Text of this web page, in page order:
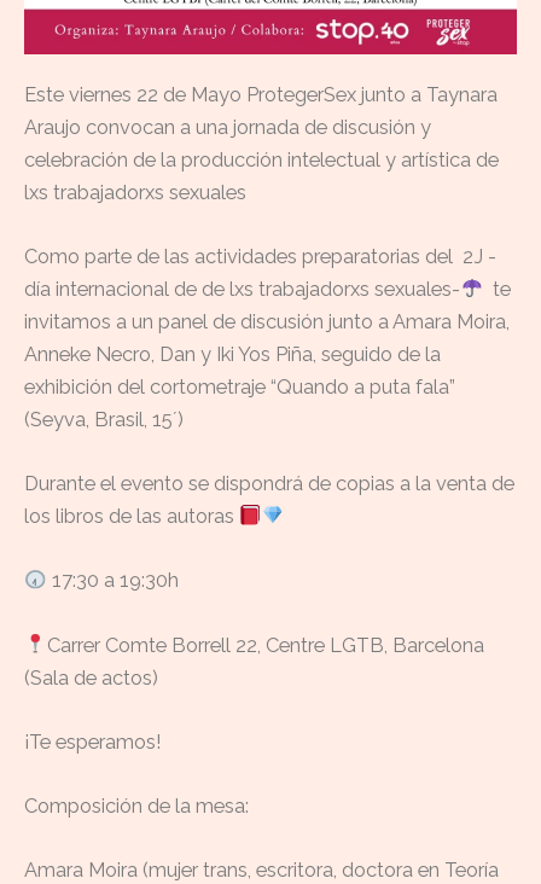
Este viernes 22 de Mayo ProtegerSex junto a Taynara
Araujo convocan a una jornada de discusión y
celebración de la producción intelectual y artística de
lxs trabajadorxs sexuales
Como parte de las actividades preparatorias del 2J -
día internacional de de lxs trabajadorxs sexuales-
te
invitamos a un panel de discusión junto a Amara Moira,
Anneke Necro, Dan y Iki Yos Piña, seguido de la
exhibición del cortometraje “Quando a puta fala”
(Seyva, Brasil, 15´)
Durante el evento se dispondrá de copias a la venta de
los libros de las autoras
17:30 a 19:30h
Carrer Comte Borrell 22, Centre LGTB, Barcelona
(Sala de actos)
¡Te esperamos!
Composición de la mesa:
Amara Moira (mujer trans, escritora, doctora en Teoría